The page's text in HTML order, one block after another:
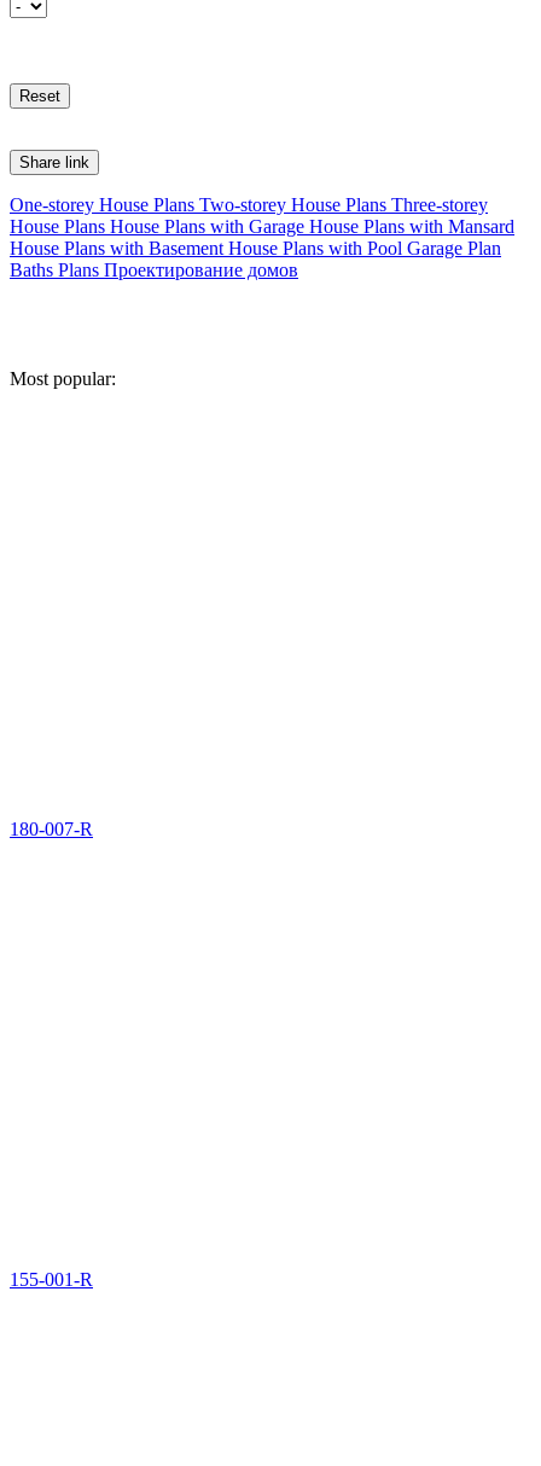
Share link
One-storey House Plans Two-storey House Plans Three-storey
House Plans House Plans with Garage House Plans with Mansard
House Plans with Basement House Plans with Pool Garage Plan
Baths Plans Проектирование домов
Most popular:
180-007-R
155-001-R